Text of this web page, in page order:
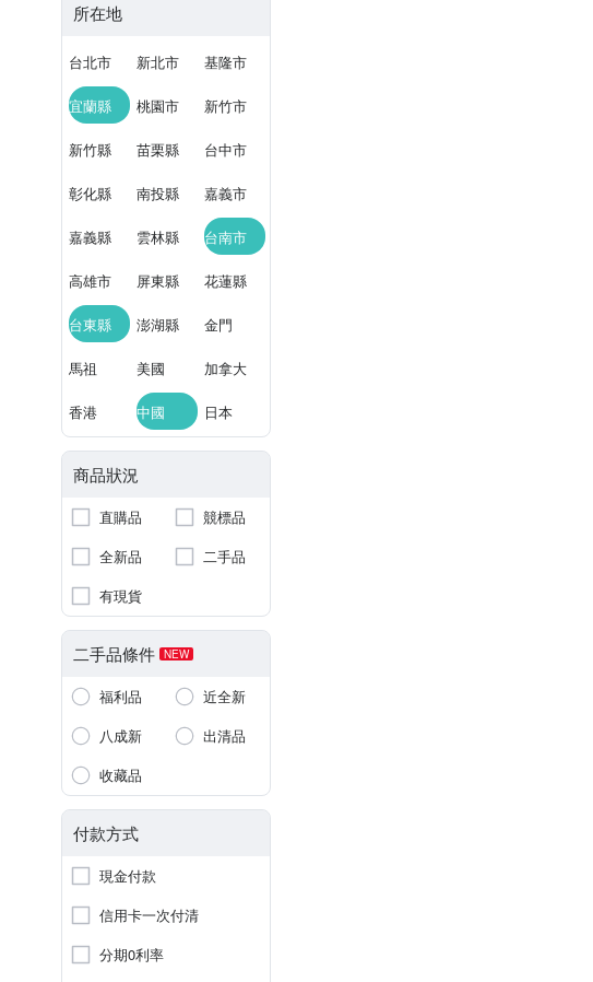
所在地
台北市 新北市 基隆市
宜蘭縣 桃園市 新竹市
新竹縣 苗栗縣 台中市
彰化縣 南投縣 嘉義市
嘉義縣 雲林縣 台南市
高雄市 屏東縣 花蓮縣
台東縣 澎湖縣 金門
馬祖 美國 加拿大
香港 中國 日本
商品狀況
直購品
競標品
全新品
二手品
有現貨
二手品條件 NEW
福利品
近全新
八成新
出清品
收藏品
付款方式
現金付款
信用卡一次付清
分期0利率